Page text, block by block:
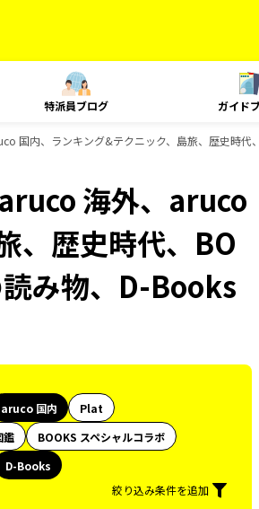
特派員ブログ ガイド
国内、ランキング&テクニック、島旅、歴史時
海外、aruco
、歴史時代、BO
み物、D-Books
aruco 国内
Plat
鑑
BOOKS スペシャルコラボ
D-Books
絞り込み条件を追加